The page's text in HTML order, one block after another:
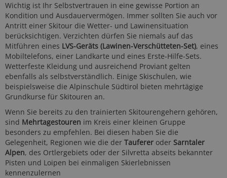
Wichtig ist Ihr Selbstvertrauen in eine gewisse Portion an
Kondition und Ausdauervermögen. Immer sollten Sie auch vor
Antritt einer Skitour die Wetter- und Lawinensituation
berücksichtigen. Verzichten dürfen Sie niemals auf das
Mitführen eines LVS-Geräts (Lawinen-Verschütteten-Set), eines
Mobiltelefons, einer Landkarte und eines Erste-Hilfe-Sets.
Wetterfeste Kleidung und ausreichend Proviant gelten
ebenfalls als selbstverständlich. Einige Skischulen, wie
beispielsweise die Alpinschule Südtirol bieten mehrtägige
Grundkurse für Skitouren an.
Wenn Sie bereits zu den trainierten Skitourengehern gehören,
sind Mehrtagestouren im Kreis einer kleinen Gruppe
besonders zu empfehlen. Bei diesen haben Sie die
Gelegenheit, Regionen wie die der Tauferer oder Sarntaler
Alpen, des Ortlergebiets oder der Silvretta abseits bekannter
Pisten und Loipen bei einmaligen Skierlebnissen
kennenzulernen